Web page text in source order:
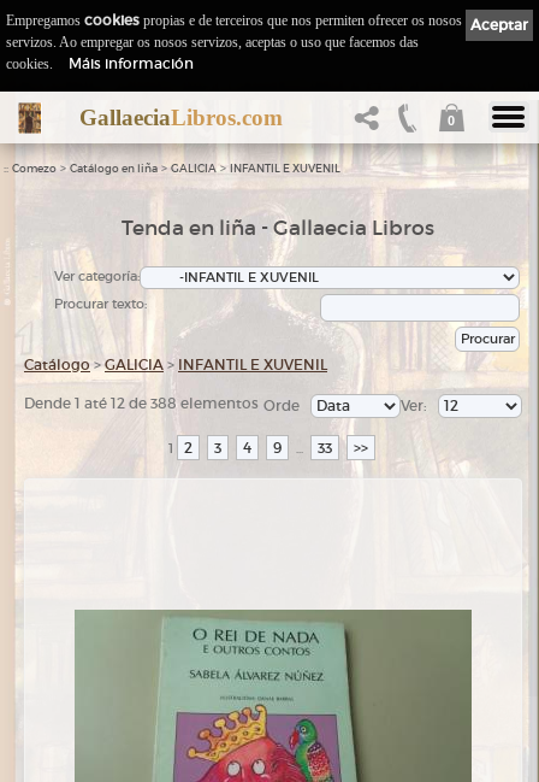
GallaeciaLibros.com 0
:: Comezo > Catálogo en liña > GALICIA> INFANTIL E XUVENIL
Tenda en liña - Gallaecia Libros
Ver categoría:
Procurar texto:
Catálogo >GALICIA > INFANTIL E XUVENIL
Dende 1 até 12 de 388 elementos Ver:
Orde
1 2 3 4 9 ... 33 >>
Aceptar
Empregamos cookies propias e de terceiros que nos permiten ofrecer os nosos
servizos. Ao empregar os nosos servizos, aceptas o uso que facemos das
cookies.
Máis información